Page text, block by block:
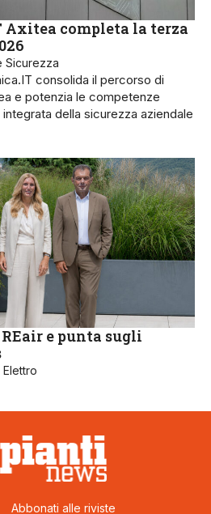
completa la terza
Sicurezza
consolida il percorso di
e potenzia le competenze
della sicurezza aziendale
e punta sugli
Abbonati alle riviste